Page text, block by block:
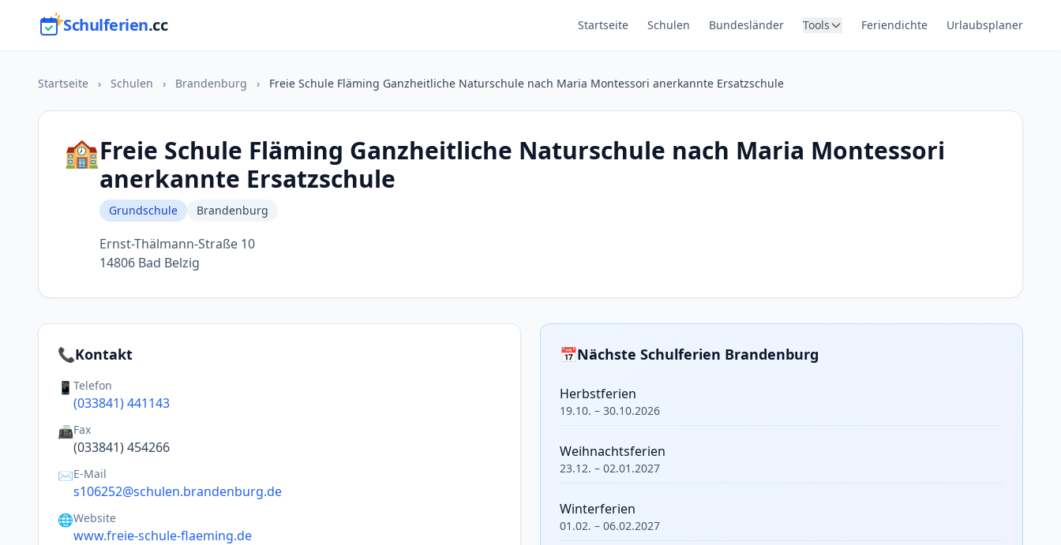
Schulferien.cc Startseite Schulen Bundesländer Tools Feriendichte Urlaubsplaner
Startseite › Schulen › Brandenburg › Freie Schule Fläming Ganzheitliche Naturschule nach Maria Montessori anerkannte Ersatzschule
🏫Freie Schule Fläming Ganzheitliche Naturschule nach Maria Montessori
anerkannte Ersatzschule
Grundschule Brandenburg
Ernst-Thälmann-Straße 10
14806 Bad Belzig
📞Kontakt
📱 Telefon
(033841) 441143
📠Fax
(033841) 454266
✉️E-Mail
s106252@schulen.brandenburg.de
🌐Website
www.freie-schule-flaeming.de
📅Nächste Schulferien Brandenburg
Herbstferien
19.10. – 30.10.2026
Weihnachtsferien
23.12. – 02.01.2027
Winterferien
01.02. – 06.02.2027